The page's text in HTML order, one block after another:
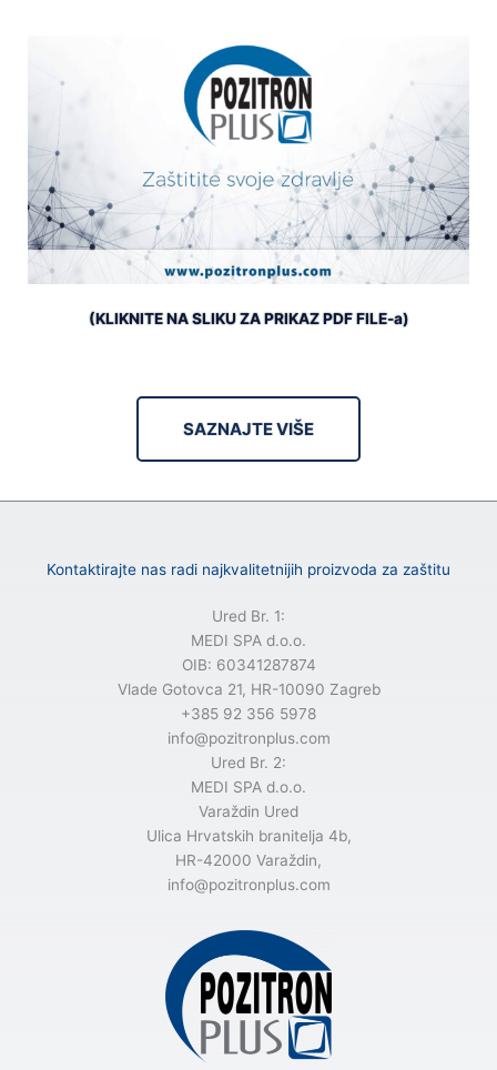
(KLIKNITE NA SLIKU ZA PRIKAZ PDF FILE-a)
SAZNAJTE VIŠE
Kontaktirajte nas radi najkvalitetnijih proizvoda za zaštitu
Ured Br. 1:
MEDI SPA d.o.o.
OIB: 60341287874
Vlade Gotovca 21, HR-10090 Zagreb
+385 92 356 5978
info@pozitronplus.com
Ured Br. 2:
MEDI SPA d.o.o.
Varaždin Ured
Ulica Hrvatskih branitelja 4b,
HR-42000 Varaždin,
info@pozitronplus.com